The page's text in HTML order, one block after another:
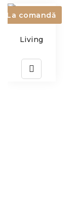
La comandă
Living